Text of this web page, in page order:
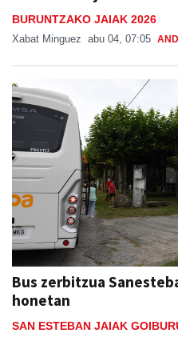
BURUNTZAKO JAIAK 2026
Xabat Minguez abu 04, 07:05
Bus zerbitzua
honetan
SAN ESTEBAN JAIAK